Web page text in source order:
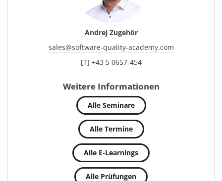
Andrej Zugehör
sales@software-quality-academy.com
[T] +43 5 0657-454
Weitere Informationen
Alle Seminare
Alle Termine
Alle E-Learnings
Alle Prüfungen